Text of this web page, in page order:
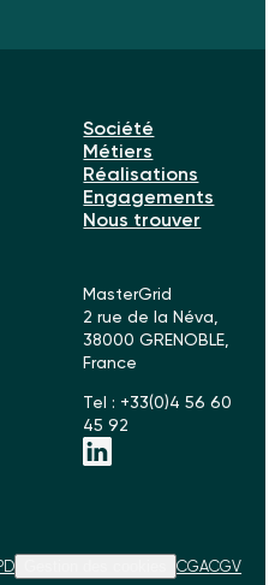
Société
Métiers
Réalisations
Engagements
Nous trouver
MasterGrid
2 rue de la Néva,
38000 GRENOBLE,
France
Tel : +33(0)4 56 60
45 92
CGACGV